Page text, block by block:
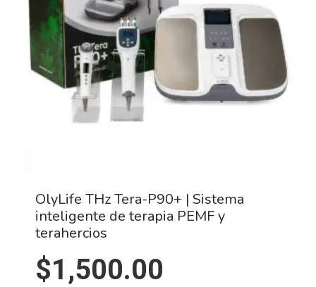
OlyLife THz Tera-P90+ | Sistema
inteligente de terapia PEMF y
terahercios
$1,500.00